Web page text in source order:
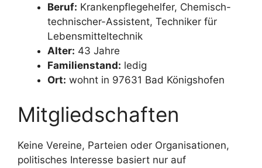
Beruf: Krankenpflegehelfer, Chemisch-
technischer-Assistent, Techniker für
Lebensmitteltechnik
Alter: 43 Jahre
Familienstand: ledig
Ort: wohnt in 97631 Bad Königshofen
Mitgliedschaften
Keine Vereine, Parteien oder Organisationen,
politisches Interesse basiert nur auf